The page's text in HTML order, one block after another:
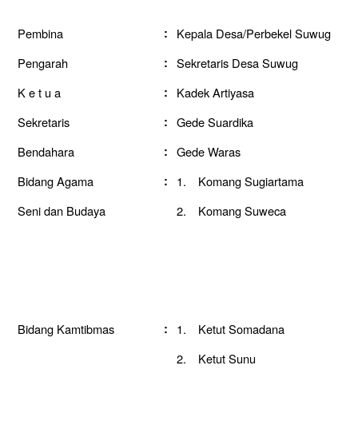
Pembina :
Kepala Desa/Perbekel Suwug
Pengarah
: Sekretaris Desa Suwug
K e t u a
:
Kadek Artiyasa
Sekretaris
: Gede Suardika
Bendahara
: Gede Waras
Bidang Agama
: 1.
Komang Sugiartama
Seni dan Budaya
2. Komang Suweca
Bidang Kamtibmas : 1.
Ketut Somadana
2.
Ketut Sunu